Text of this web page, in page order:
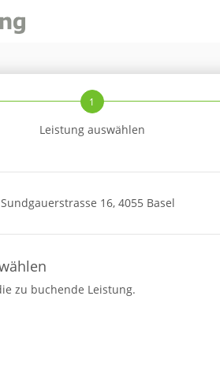
1
Leistung auswählen
Sundgauerstrasse 16, 4055 Basel
zu buchende Leistung.